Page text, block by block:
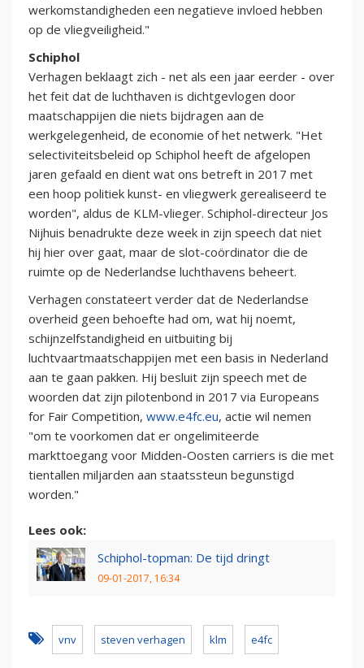
werkomstandigheden een negatieve invloed hebben
op de vliegveiligheid."
Schiphol
Verhagen beklaagt zich - net als een jaar eerder - over
het feit dat de luchthaven is dichtgevlogen door
maatschappijen die niets bijdragen aan de
werkgelegenheid, de economie of het netwerk. "Het
selectiviteitsbeleid op Schiphol heeft de afgelopen
jaren gefaald en dient wat ons betreft in 2017 met
een hoop politiek kunst- en vliegwerk gerealiseerd te
worden", aldus de KLM-vlieger. Schiphol-directeur Jos
Nijhuis benadrukte deze week in zijn speech dat niet
hij hier over gaat, maar de slot-coördinator die de
ruimte op de Nederlandse luchthavens beheert.
Verhagen constateert verder dat de Nederlandse
overheid geen behoefte had om, wat hij noemt,
schijnzelfstandigheid en uitbuiting bij
luchtvaartmaatschappijen met een basis in Nederland
aan te gaan pakken. Hij besluit zijn speech met de
woorden dat zijn pilotenbond in 2017 via Europeans
for Fair Competition, www.e4fc.eu, actie wil nemen
"om te voorkomen dat er ongelimiteerde
markttoegang voor Midden-Oosten carriers is die met
tientallen miljarden aan staatssteun begunstigd
worden."
Lees ook:
Schiphol-topman: De tijd dringt
09-01-2017, 16:34
vnv steven verhagen klm e4fc